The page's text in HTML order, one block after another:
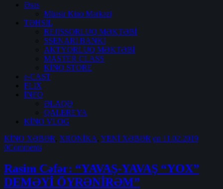
Əsas
Müasir Kino Mərkəzi
TƏHSİL
REJİSSORLUQ MƏKTƏBİ
SSENARİ BANKI
AKTYORLUQ MƏKTƏBİ
MASTER CLASS
KİNO STORE
e-CAST
FLIX
İNFO
ƏLAQƏ
QALEREYA
KİNO VLOG
KİNO XƏBƏR, XRONİKA, YENİ XƏBƏR on 11.02.2019
0Comments
Rasim Cəfər: “YAVAŞ-YAVAŞ “YOX”
DEMƏYİ ÖYRƏNİRƏM”